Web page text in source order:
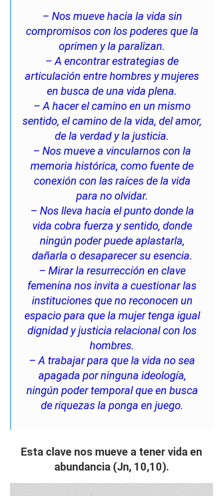
– Nos mueve hacia la vida sin
compromisos con los poderes que la
oprimen y la paralizan.
– A encontrar estrategias de
articulación entre hombres y mujeres
en busca de una vida plena.
– A hacer el camino en un mismo
sentido, el camino de la vida, del amor,
de la verdad y la justicia.
– Nos mueve a vincularnos con la
memoria histórica, como fuente de
conexión con las raíces de la vida
para no olvidar.
– Nos lleva hacia el punto donde la
vida cobra fuerza y sentido, donde
ningún poder puede aplastarla,
dañarla o desaparecer su esencia.
– Mirar la resurrección en clave
femenina nos invita a cuestionar las
instituciones que no reconocen un
espacio para que la mujer tenga igual
dignidad y justicia relacional con los
hombres.
– A trabajar para que la vida no sea
apagada por ninguna ideología,
ningún poder temporal que en busca
de riquezas la ponga en juego.
Esta clave nos mueve a tener vida en
abundancia (Jn, 10,10).